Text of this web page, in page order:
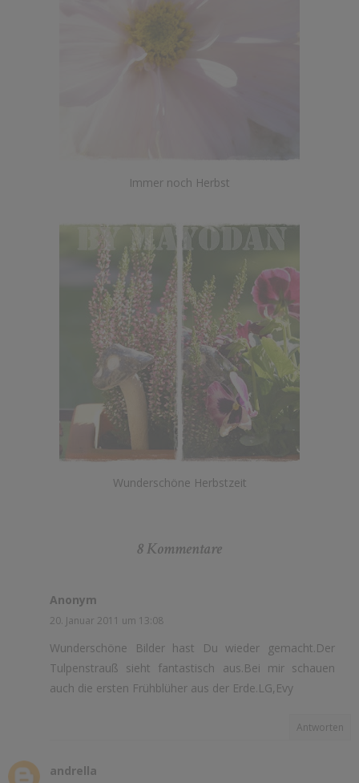
Immer noch Herbst
Wunderschöne Herbstzeit
8 Kommentare
Anonym
20. Januar 2011 um 13:08
Wunderschöne Bilder hast Du wieder gemacht.Der
Tulpenstrauß sieht fantastisch aus.Bei mir schauen
auch die ersten Frühblüher aus der Erde.LG,Evy
Antworten
andrella